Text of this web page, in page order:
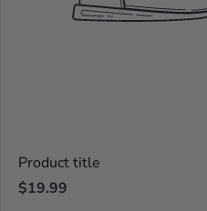
Product title
Regular
$19.99